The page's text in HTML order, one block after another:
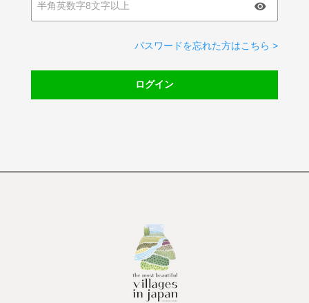
パスワードを忘れた方はこちら >
ログイン